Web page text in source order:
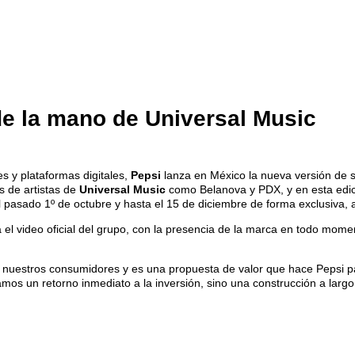
la mano de Universal Music
y plataformas digitales, Pepsi lanza en México la nueva versión de
de artistas de Universal Music como Belanova y PDX, y en esta
1º de octubre y hasta el 15 de diciembre de forma exclusiva,
video oficial del grupo, con la presencia de la marca en todo
consumidores y es una propuesta de valor que hace Pepsi
un retorno inmediato a la inversión, sino una construcción a